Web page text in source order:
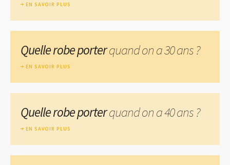
EN SAVOIR PLUS
Quelle robe porterquand on a 30 ans ?
EN SAVOIR PLUS
Quelle robe porterquand on a 40 ans ?
EN SAVOIR PLUS